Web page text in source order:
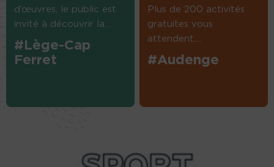
d’œuvres, le public est
invité à découvrir la...
#Lège-Cap
Ferret
Plus de 200 activités
gratuites vous
attendent....
#Audenge